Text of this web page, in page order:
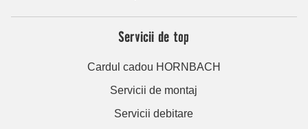
Servicii de top
Cardul cadou HORNBACH
Servicii de montaj
Servicii debitare